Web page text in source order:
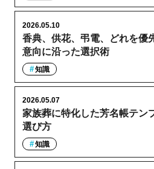
香典、供花、弔電、どれを優
意向に沿った選択術
2026.05.10
知識
家族葬に特化した芳名帳テン
選び方
2026.05.07
知識